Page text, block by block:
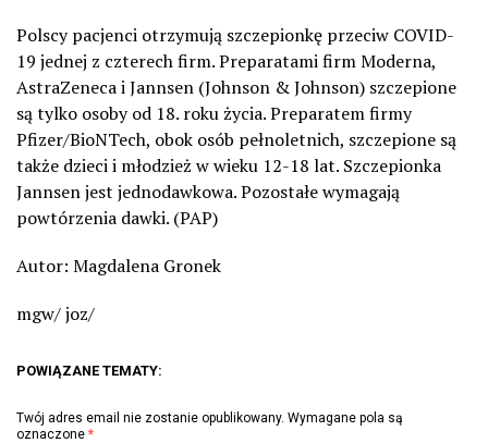
Polscy pacjenci otrzymują szczepionkę przeciw COVID-
19 jednej z czterech firm. Preparatami firm Moderna,
AstraZeneca i Jannsen (Johnson & Johnson) szczepione
są tylko osoby od 18. roku życia. Preparatem firmy
Pfizer/BioNTech, obok osób pełnoletnich, szczepione są
także dzieci i młodzież w wieku 12-18 lat. Szczepionka
Jannsen jest jednodawkowa. Pozostałe wymagają
powtórzenia dawki. (PAP)
Autor: Magdalena Gronek
mgw/ joz/
POWIĄZANE TEMATY:
Twój adres email nie zostanie opublikowany. Wymagane pola są
oznaczone *